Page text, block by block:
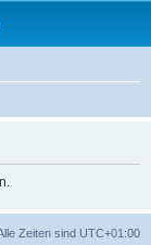
Zeiten sind UTC+01:00